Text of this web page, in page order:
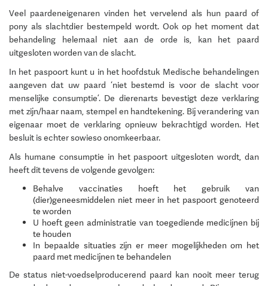
Veel paardeneigenaren vinden het vervelend als hun paard of
pony als slachtdier bestempeld wordt. Ook op het moment dat
behandeling helemaal niet aan de orde is, kan het paard
uitgesloten worden van de slacht.
In het paspoort kunt u in het hoofdstuk Medische behandelingen
aangeven dat uw paard ‘niet bestemd is voor de slacht voor
menselijke consumptie’. De dierenarts bevestigt deze verklaring
met zijn/haar naam, stempel en handtekening. Bij verandering van
eigenaar moet de verklaring opnieuw bekrachtigd worden. Het
besluit is echter sowieso onomkeerbaar.
Als humane consumptie in het paspoort uitgesloten wordt, dan
heeft dit tevens de volgende gevolgen:
Behalve vaccinaties hoeft het gebruik van
(dier)geneesmiddelen niet meer in het paspoort genoteerd
te worden
U hoeft geen administratie van toegediende medicijnen bij
te houden
In bepaalde situaties zijn er meer mogelijkheden om het
paard met medicijnen te behandelen
De status niet-voedselproducerend paard kan nooit meer terug